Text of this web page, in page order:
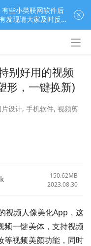
别好用的视频
形，一键换新)
片设计, 手机软件, 视频剪
150.62MB
2023.08.30
视频人像美化App，这
频一键美体，支持视频
等视频美颜功能，同时
些小类联网软件后
发现请大家及时反
应用下载社区！